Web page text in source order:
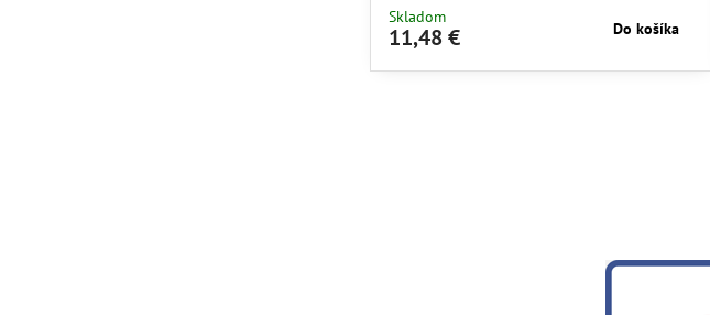
Skladom
11,48 € Do košíka